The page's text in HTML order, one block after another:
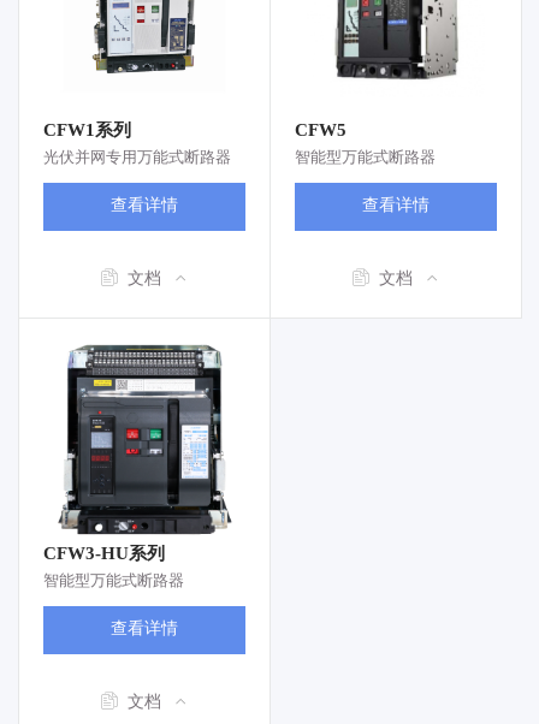
CFW1系列
光伏并网专用万能式断路器
查看详情
文档
CFW5
智能型万能式断路器
查看详情
文档
CFW3-HU系列
智能型万能式断路器
查看详情
文档